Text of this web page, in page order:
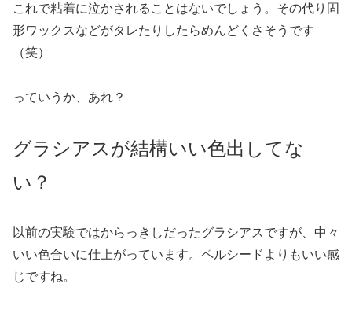
これで粘着に泣かされることはないでしょう。その代り固
形ワックスなどがタレたりしたらめんどくさそうです
（笑）
っていうか、あれ？
グラシアスが結構いい色出してな
い？
以前の実験ではからっきしだったグラシアスですが、中々
いい色合いに仕上がっています。ペルシードよりもいい感
じですね。